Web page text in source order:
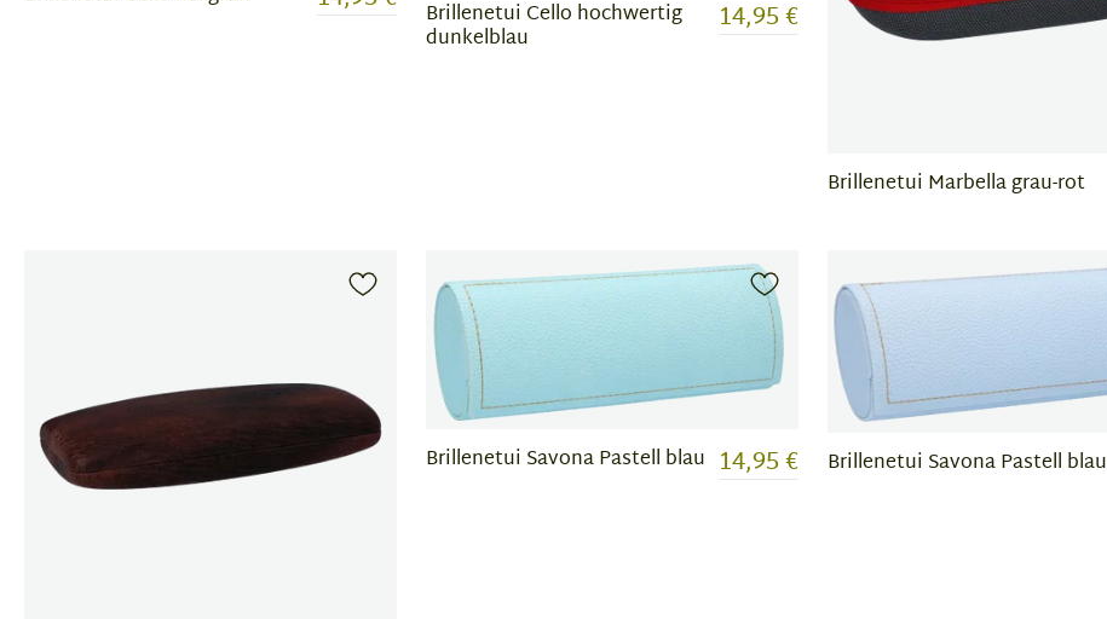
Brillenetui Cello hochwertig
dunkelblau 14,95 €
Brillenetui Marbella grau-rot
Brillenetui Savona Pastell blau 14,95 € Brillenetui Savona Pastell blau